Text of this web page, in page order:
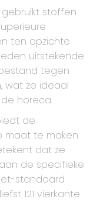
stoffen
ten opzichte
uitstekende
tegen
wat ze ideaal
horeca.
de
maat te maken
dat ze
de specifieke
standaard
121 vierkante